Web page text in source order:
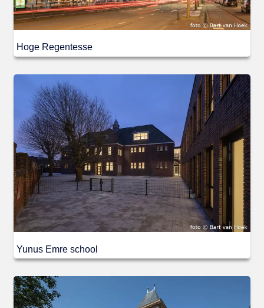
Hoge Regentesse
Yunus Emre school